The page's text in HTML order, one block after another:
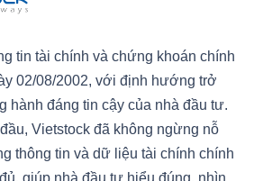
tin tài chính và chứng khoán chính
02/08/2002, với định hướng trở
hành đáng tin cậy của nhà đầu tư.
Vietstock đã không ngừng nỗ
thông tin và dữ liệu tài chính chính
giúp nhà đầu tư hiểu đúng, nhìn